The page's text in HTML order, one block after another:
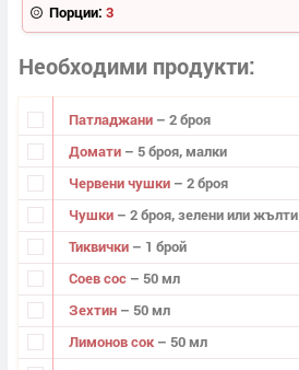
Порции: 3
Необходими продукти
Патладжани – 2 броя
Домати – 5 броя, малки
Червени чушки – 2 броя
Чушки – 2 броя, зелени или жълти
Тиквички – 1 брой
Соев сос – 50 мл
Зехтин – 50 мл
Лимонов сок – 50 мл